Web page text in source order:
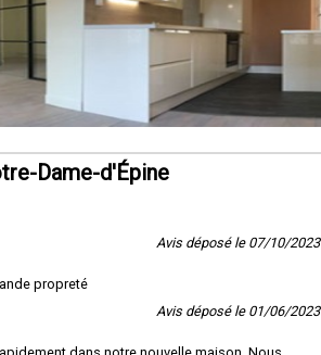
Dame-d'Épine
Avis déposé le 07/10/2023
propreté
Avis déposé le 01/06/2023